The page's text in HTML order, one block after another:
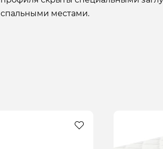
спальными местами.